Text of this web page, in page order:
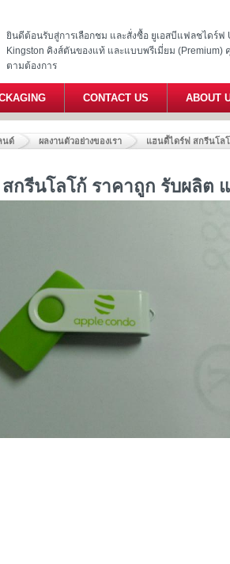
ยินดีต้อนรับสู่การเลือกชม และสั่งซื้อ ยูเอสบีแฟลชไดร์ฟ
Kingston คิงส์ตันของแท้ และแบบพรีเมี่ยม
ตามต้องการ
CONTACT US ABOUT
นด์ ผลงานตัวอย่างของเรา แฮนดี้ไดร์ฟ สกรีนโล
กรีนโลโก้ ราคาถูก รับผลิต